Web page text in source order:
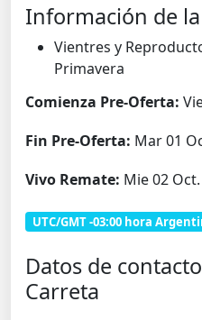
Información de
Vientres y
Primavera
Comienza Pre-Oferta:
Fin Pre-Oferta: Mar 01
Vivo Remate: Mie 02
UTC/GMT -03:00 hora
Datos de
Carreta